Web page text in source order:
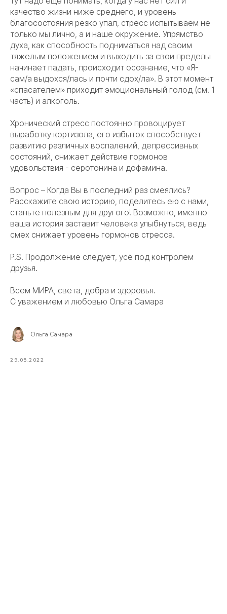
качество жизни ниже среднего, и уровень
благосостояния резко упал, стресс испытываем не
только мы лично, а и наше окружение. Упрямство
духа, как способность подниматься над своим
тяжелым положением и выходить за свои пределы
начинает падать, происходит осознание, что «Я-
сам/а выдохся/лась и почти сдох/ла». В этот момент
«спасателем» приходит эмоциональный голод (см. 1
часть) и алкоголь.
Хронический стресс постоянно провоцирует
выработку кортизола, его избыток способствует
развитию различных воспалений, депрессивных
состояний, снижает действие гормонов
удовольствия - серотонина и дофамина.
Вопрос – Когда Вы в последний раз смеялись?
Расскажите свою историю, поделитесь ею с нами,
станьте полезным для другого! Возможно, именно
ваша история заставит человека улыбнуться, ведь
смех снижает уровень гормонов стресса.
P.S. Продолжение следует, усё под контролем
друзья.
Всем МИРА, света, добра и здоровья.
С уважением и любовью Ольга Самара
Ольга Самара
29.05.2022